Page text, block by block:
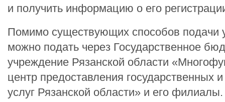
и получить информацию о его
Помимо существующих способов подачи
можно подать через Государственное
учреждение Рязанской области
центр предоставления государственных
услуг Рязанской области» и его филиалы.